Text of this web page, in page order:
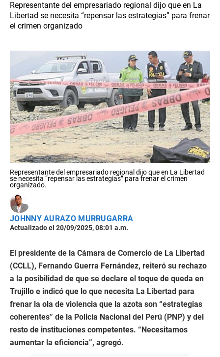
Representante del empresariado regional dijo que en La
Libertad se necesita “repensar las estrategias” para frenar
el crimen organizado
Representante del empresariado regional dijo que en La Libertad
se necesita “repensar las estrategias” para frenar el crimen
organizado.
JOHNNY AURAZO MURRUGARRA
Actualizado el 20/09/2025, 08:01 a.m.
El presidente de la Cámara de Comercio de La Libertad
(CCLL), Fernando Guerra Fernández, reiteró su rechazo
a la posibilidad de que se declare el toque de queda en
Trujillo e indicó que lo que necesita La Libertad para
frenar la ola de violencia que la azota son “estrategias
coherentes” de la Policía Nacional del Perú (PNP) y del
resto de instituciones competentes. “Necesitamos
aumentar la eficiencia”, agregó.